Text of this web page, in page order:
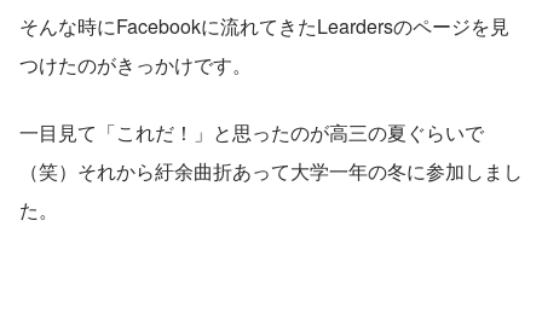
そんな時にFacebookに流れてきたLeardersのページを見
つけたのがきっかけです。
一目見て「これだ！」と思ったのが高三の夏ぐらいで
（笑）それから紆余曲折あって大学一年の冬に参加しまし
た。